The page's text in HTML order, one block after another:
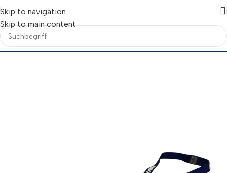
Skip to navigation
Skip to main content